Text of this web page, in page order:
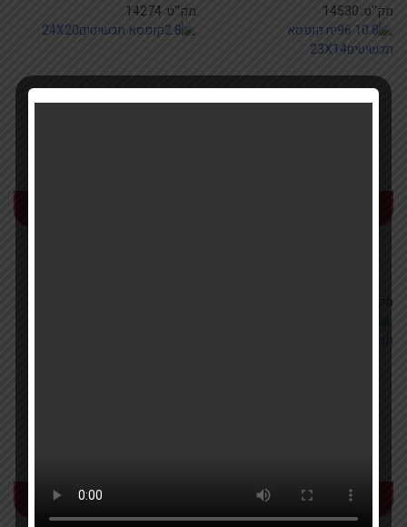
מק''ט: 14530 מק''ט:14274
מק''ט:
לפרטים לפרטים